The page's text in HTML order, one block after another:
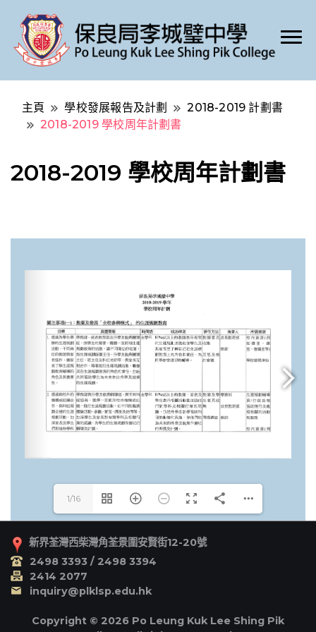
Po Leung Kuk Lee Shing Pik College
主頁 學校發展報告及計劃
2018-2019 計劃書
2018-2019 學校周年計劃書
2018-2019 學校周年計劃書
1/16
新界荃灣西柴灣角荃景圍安賢街12-20號
2498 3393 / 2498 3394
2414 2077
inquiry@plklsp.edu.hk
Copyright © 2026 Po Leung Kuk Lee Shing Pik